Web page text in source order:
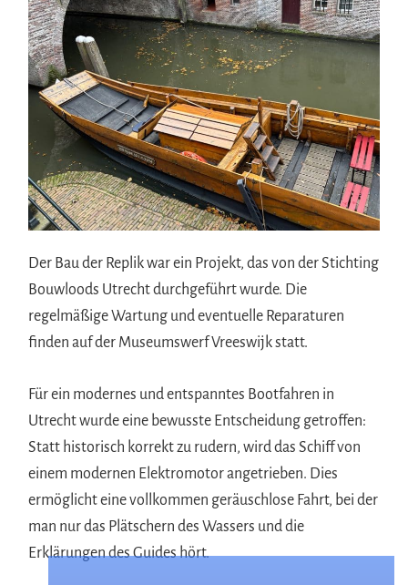
Der Bau der Replik war ein Projekt, das von der Stichting
Bouwloods Utrecht durchgeführt wurde. Die
regelmäßige Wartung und eventuelle Reparaturen
finden auf der Museumswerf Vreeswijk statt.
Für ein modernes und entspanntes Bootfahren in
Utrecht wurde eine bewusste Entscheidung getroffen:
Statt historisch korrekt zu rudern, wird das Schiff von
einem modernen Elektromotor angetrieben. Dies
ermöglicht eine vollkommen geräuschlose Fahrt, bei der
man nur das Plätschern des Wassers und die
Erklärungen des Guides hört.